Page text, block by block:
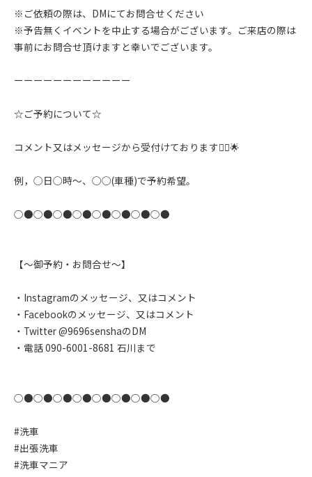
※ご依頼の際は、DMにてお問合せください
※予告無くイベントを中止する場合がございます。ご来店の際は
事前にお問合せ頂けますと幸いでございます。
ーーーーーーーーーーーー
☆ご予約について☆
コメント又はメッセージから受付けております🙇‍♂️🌟
例，◯日◯時〜、◯◯(車種)で予約希望。
○●○●○●○●○●○●○●○●
【〜御予約・お問合せ〜】
・Instagramのメッセージ、又はコメント
・Facebookのメッセージ、又はコメント
・Twitter @9696senshaのDM
・電話 090-6001-8681 石川まで
○●○●○●○●○●○●○●○●
#洗車
#出張洗車
#洗車マニア